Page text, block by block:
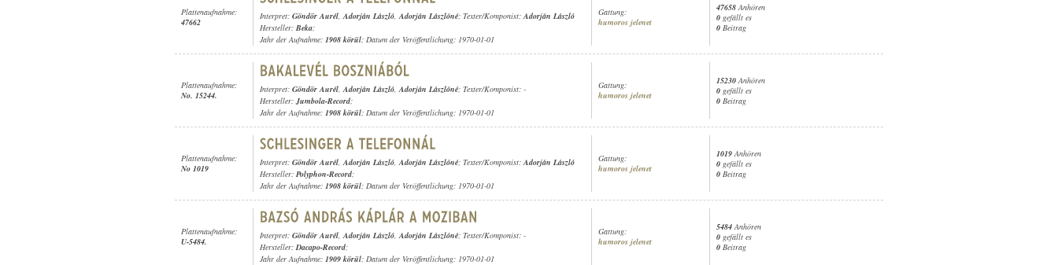
Plattenaufnahme:
47662
Interpret: Göndör Aurél,Adorján László,Adorján Lászlóné; Texter/Komponist:Adorján László
Hersteller: Beka;
Jahr der Aufnahme: 1908 körül; Datum der Veröffentlichung: 1970-01-01
Gattung:
humoros jelenet
47658 Anhören
0 gefällt es
0 Beitrag
Plattenaufnahme:
No. 15244.
Interpret: Göndör Aurél,Adorján László,Adorján Lászlóné; Texter/Komponist: -
Hersteller:Jumbola-Record;
Jahr der Aufnahme: 1908 körül; Datum der Veröffentlichung: 1970-01-01
Gattung:
humoros jelenet
15230 Anhören
0 gefällt es
0 Beitrag
Plattenaufnahme:
No 1019
Interpret: Göndör Aurél,Adorján László,Adorján Lászlóné; Texter/Komponist:Adorján László
Hersteller: Polyphon-Record;
Jahr der Aufnahme: 1908 körül; Datum der Veröffentlichung: 1970-01-01
Gattung:
humoros jelenet
1019 Anhören
0 gefällt es
0 Beitrag
Plattenaufnahme:
U-5484.
Interpret: Göndör Aurél,Adorján László,Adorján Lászlóné; Texter/Komponist: -
Hersteller:Dacapo-Record;
Jahr der Aufnahme: 1909 körül; Datum der Veröffentlichung: 1970-01-01
Gattung:
humoros jelenet
5484 Anhören
0 gefällt es
0 Beitrag